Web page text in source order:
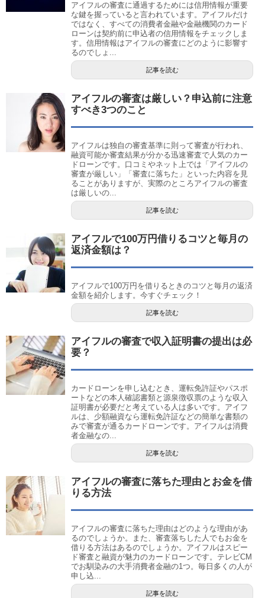
アイフルの審査に通過するためには信用情報が重要
な鍵を握っていると言われています。アイフルだけ
ではなく、すべての消費者金融や金融機関のカード
ローンは契約前に申込者の信用情報をチェックしま
す。信用情報はアイフルの審査にどのように影響す
るのでしょ...
記事を読む
アイフルの審査は厳しい？申込前に注意
すべき3つのこと
アイフルは独自の審査基準に則って審査が行われ、
融資可能か審査結果が分かる迅速審査で人気のカー
ドローンです。口コミやネット上では「アイフルの
審査が厳しい」「審査に落ちた」といった内容を見
ることがありますが、実際のところアイフルの審査
は厳しいの...
記事を読む
アイフルで100万円借りるコツと毎月の
返済金額は？
アイフルで100万円を借りるときのコツと毎月の返済
金額を紹介します。今すぐチェック！
記事を読む
アイフルの審査で収入証明書の提出は必
要？
カードローンを申し込むとき、運転免許証やパスポ
ートなどの本人確認書類と源泉徴収票のような収入
証明書が必要だと考えている人は多いです。アイフ
ルは、少額融資なら運転免許証などの簡単な書類の
みで審査が通るカードローンです。アイフルは消費
者金融なの...
記事を読む
アイフルの審査に落ちた理由とお金を借
りる方法
アイフルの審査に落ちた理由はどのような理由があ
るのでしょうか。また、審査落ちした人でもお金を
借りる方法はあるのでしょうか。アイフルはスピー
ド審査と融資が魅力のカードローンです。テレビCM
でお馴染みの大手消費者金融の1つ。毎日多くの人が
申し込...
記事を読む